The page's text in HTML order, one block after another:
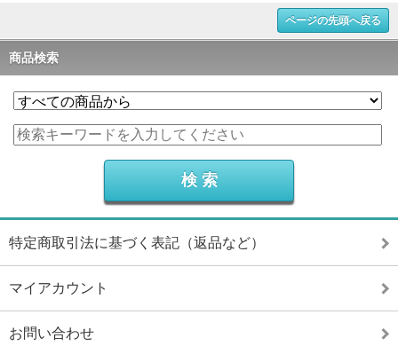
ページの先頭へ戻る
商品検索
特定商取引法に基づく表記（返品など）
マイアカウント
お問い合わせ